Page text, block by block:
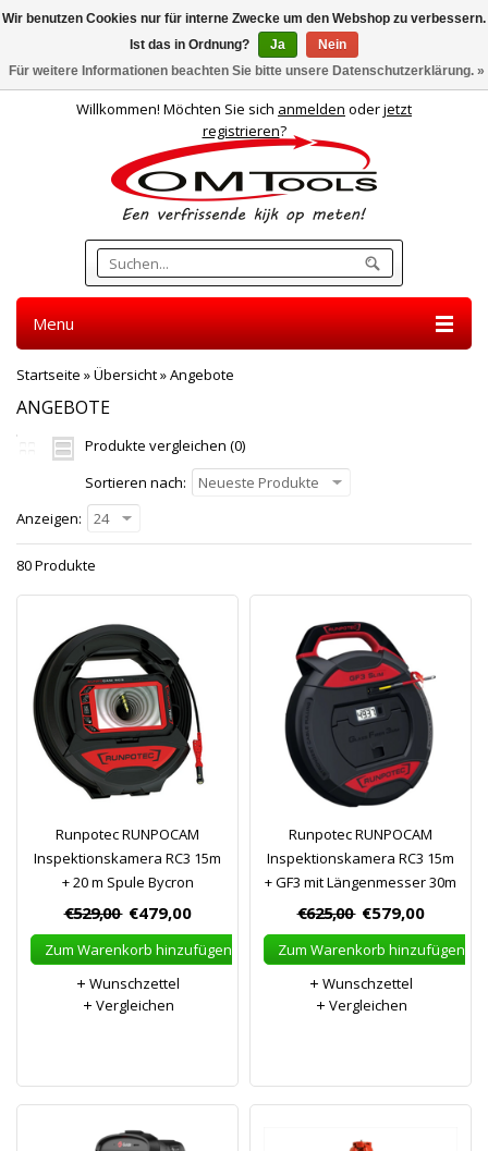
Willkommen! Möchten Sie sich anmelden oderjetzt
registrieren?
Menu
Startseite »Übersicht»Angebote
ANGEBOTE
Produkte vergleichen (0)
Sortieren nach:
Neueste Produkte
Anzeigen:
24
80 Produkte
Runpotec RUNPOCAM
Inspektionskamera RC3 15m
+ 20 m Spule Bycron
€529,00 €479,00
Zum Warenkorb hinzufügen
Wunschzettel
Vergleichen
Runpotec RUNPOCAM
Inspektionskamera RC3 15m
+ GF3 mit Längenmesser 30m
€625,00 €579,00
Zum Warenkorb hinzufügen
Wunschzettel
Vergleichen
Wir benutzen Cookies nur für interne Zwecke um den Webshop zu verbessern.
Ist das in Ordnung?
Ja
Nein
Für weitere Informationen beachten Sie bitte unsere Datenschutzerklärung. »